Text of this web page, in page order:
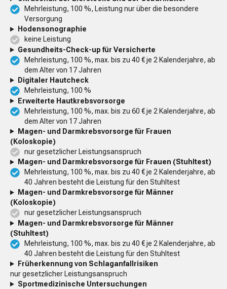
Mehrleistung, 100 %, Leistung nur über die besondere
Versorgung
Hodensono­graphie
keine Leistung
Gesundheits-Check-up für Versicherte
Mehrleistung, 100 %, max. bis zu 40 € je 2 Kalenderjahre, ab
dem Alter von 17 Jahren
Digitaler Hautcheck
Mehrleistung, 100 %
Erweiterte Hautkrebsvorsorge
Mehrleistung, 100 %, max. bis zu 60 € je 2 Kalenderjahre, ab
dem Alter von 17 Jahren
Magen- und Darmkrebsvorsorge für Frauen
(Koloskopie)
nur gesetzlicher Leistungsanspruch
Magen- und Darmkrebsvorsorge für Frauen (Stuhltest)
Mehrleistung, 100 %, max. bis zu 40 € je 2 Kalenderjahre, ab
40 Jahren besteht die Leistung für den Stuhltest
Magen- und Darmkrebsvorsorge für Männer
(Koloskopie)
nur gesetzlicher Leistungsanspruch
Magen- und Darmkrebsvorsorge für Männer
(Stuhltest)
Mehrleistung, 100 %, max. bis zu 40 € je 2 Kalenderjahre, ab
40 Jahren besteht die Leistung für den Stuhltest
Früherkennung von Schlaganfallrisiken
nur gesetzlicher Leistungsanspruch
Sportmedizinische Untersuchungen